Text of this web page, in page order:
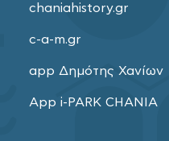
chaniahistory.gr
c-a-m.gr
app Δημότης Χανίων
App i-PARK CHANIA